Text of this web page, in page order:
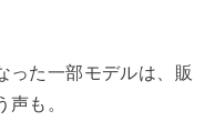
った一部モデルは、販
も。